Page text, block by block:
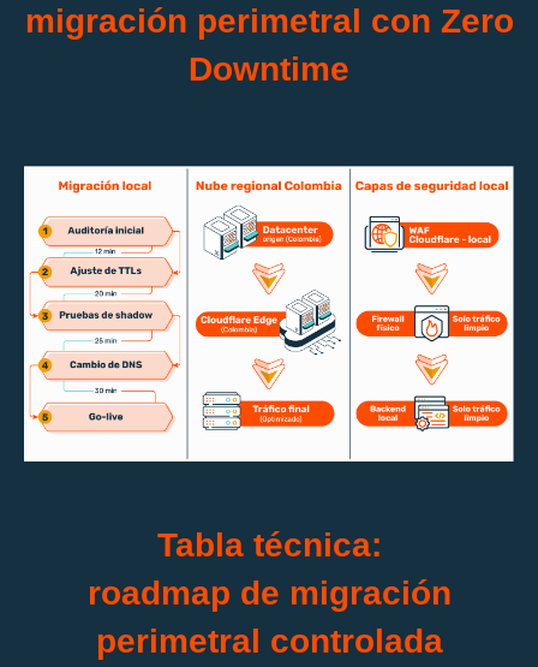
migración perimetral con Zero
Downtime
Tabla técnica:
roadmap de migración
perimetral controlada